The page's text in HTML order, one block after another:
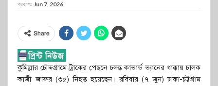
প্রকাশঃ Jun 7, 2026
Share
কুমিল্লার চৌদ্দগ্রামে ট্রাকের পেছনে চলন্ত কাভার্ড ভ্যানের ধাক্কায় চালক
কাজী জাফর (৩৫) নিহত হয়েছেন। রবিবার (৭ জুন) ঢাকা-চট্টগ্রাম